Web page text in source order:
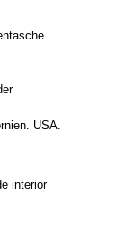
USA.
interior